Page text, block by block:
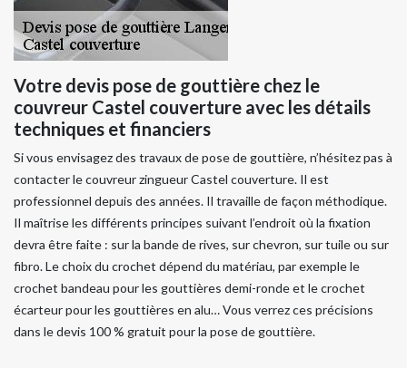
Votre devis pose de gouttière chez le
couvreur Castel couverture avec les détails
techniques et financiers
Si vous envisagez des travaux de pose de gouttière, n’hésitez pas à
contacter le couvreur zingueur Castel couverture. Il est
professionnel depuis des années. Il travaille de façon méthodique.
Il maîtrise les différents principes suivant l’endroit où la fixation
devra être faite : sur la bande de rives, sur chevron, sur tuile ou sur
fibro. Le choix du crochet dépend du matériau, par exemple le
crochet bandeau pour les gouttières demi-ronde et le crochet
écarteur pour les gouttières en alu… Vous verrez ces précisions
dans le devis 100 % gratuit pour la pose de gouttière.